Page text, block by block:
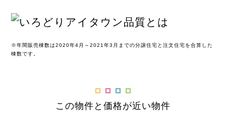
※年間販売棟数は2020年4月～2021年3月までの分譲住宅と注文住宅を合算した
棟数です。
この物件と価格が近い物件